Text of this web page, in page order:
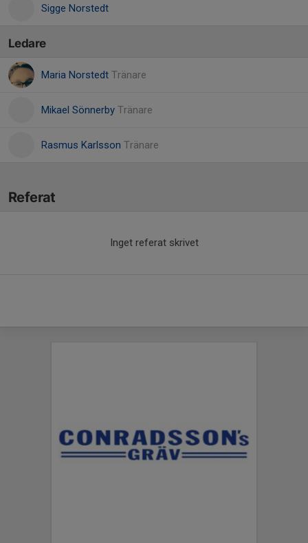
Sigge Norstedt
Ledare
Maria Norstedt Tränare
Mikael Sönnerby Tränare
Rasmus Karlsson Tränare
Referat
Inget referat skrivet